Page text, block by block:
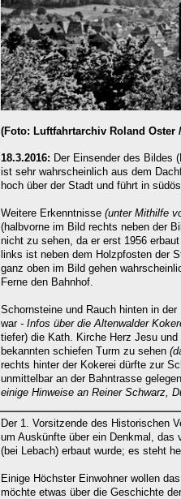
(Foto: Luftfahrtarchiv Roland Oster
18.3.2016: Der Einsender des Bildes
ist sehr wahrscheinlich aus dem
hoch über der Stadt und führt in
Weitere Erkenntnisse (unter Mithilfe
(halbvorne im Bild rechts neben der
nicht zu sehen, da er erst 1956
links ist neben dem Holzpfosten der
ganz oben im Bild gehen
Ferne den Bahnhof.
Schornsteine und Rauch hinten in
war - Infos über die Altenwalder
tiefer) die Kath. Kirche Herz Jesu
bekannten schiefen Turm zu sehen
rechts hinter der Kokerei dürfte zur
unmittelbar an der Bahntrasse
einige Hinweise an Reiner Schwarz,
Der 1. Vorsitzende des Historischen
um Auskünfte über ein Denkmal,
(bei Lebach) erbaut wurde; es steht
Einige Höchster Einwohner wollen
möchte etwas über die Geschichte